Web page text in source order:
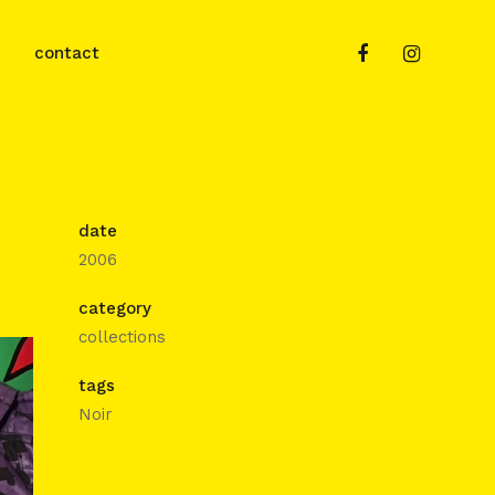
contact
date
2006
category
collections
tags
Noir